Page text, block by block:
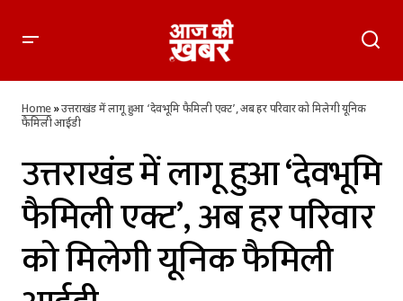
यूनिक फैमिली आईडी
Home»उत्तराखंड में लागू हुआ ‘देवभूमि फैमिली एक्ट’, अब हर परिवार को मिलेगी यूनिक
फैमिली आईडी
उत्तराखंड में लागू हुआ ‘देवभूमि
फैमिली एक्ट’, अब हर परिवार
को मिलेगी यूनिक फैमिली